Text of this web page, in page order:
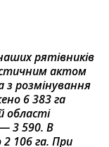
рятівників
актом
з розмінування
6 383 га
області
3 590. В
2 106 га. При